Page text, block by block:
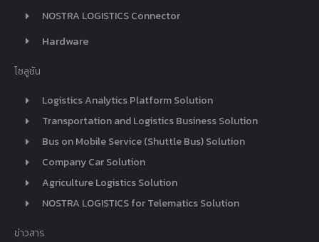
NOSTRA LOGISTICS Connector
Hardware
โซลูชัน
Logistics Analytics Platform Solution
Transportation and Logistics Business Solution
Bus on Mobile Service (Shuttle Bus) Solution
Company Car Solution
Agriculture Logistics Solution
NOSTRA LOGISTICS for Telematics Solution
ข่าวสาร